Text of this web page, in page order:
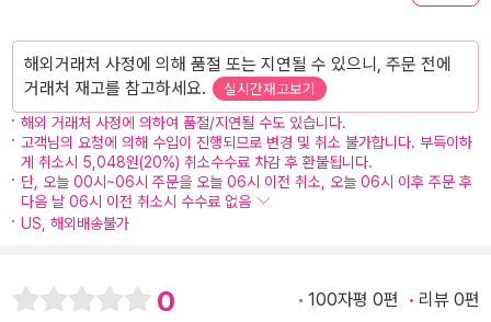
해외거래처 사정에 의해 품절 또는 지연될 수 있으니, 주문 전에
거래처 재고를 참고하세요.
실시간재고보기
해외 거래처 사정에 의하여 품절/지연될 수도 있습니다.
고객님의 요청에 의해 수입이 진행되므로 변경 및 취소 불가합니다. 부득이하
게 취소시 5,048원(20%) 취소수수료 차감 후 환불됩니다.
단, 오늘 00시~06시 주문을 오늘 06시 이전 취소, 오늘 06시 이후 주문 후
다음 날 06시 이전 취소시 수수료 없음
US, 해외배송불가
0 100자평 0편 리뷰 0편